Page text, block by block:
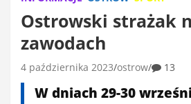
Ostrowski strażak
zawodach
4 października 2023 ostrow 13
W dniach 29-30